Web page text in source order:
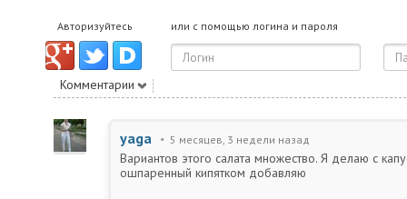
Авторизуйтесь или с помощью логина и пароля
Комментарии
yaga 5 месяцев, 3 недели назад
Вариантов этого салата множество. Я делаю с
ошпаренный кипятком добавляю